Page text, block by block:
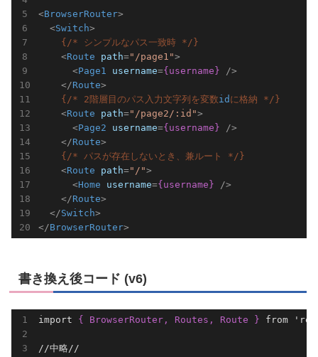
<BrowserRouter>
<Switch>
{/* シンプルなパス一致時 */}
<Route path="/page1">
<Page1 username={username} />
</Route>
{/* 2階層目のパス入力文字列を変数id に格納 */}
<Route path="/page2/:id">
<Page2 username={username} />
</Route>
{/* パスが存在しないとき、兼ルート */}
<Route path="/">
<Home username={username} />
</Route>
</Switch>
</BrowserRouter>
書き換え後コード (v6)
import { BrowserRouter, Routes, Route } from
//中略//